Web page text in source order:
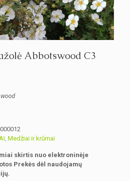
Abbotswood C3
Medžiai ir krūmai
skirtis nuo elektroninėje
Prekės dėl naudojamų